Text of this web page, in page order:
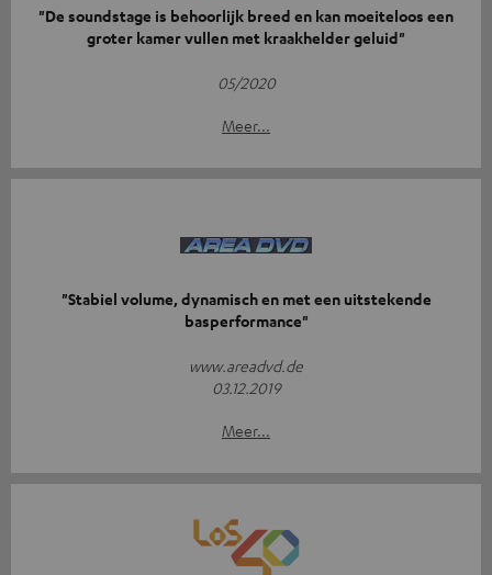
"De soundstage is behoorlijk breed en kan moeiteloos een
groter kamer vullen met kraakhelder geluid"
05/2020
Meer...
"Stabiel volume, dynamisch en met een uitstekende
basperformance"
www.areadvd.de
03.12.2019
Meer...